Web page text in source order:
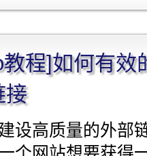
教程]如何有效
接
设高质量的外部